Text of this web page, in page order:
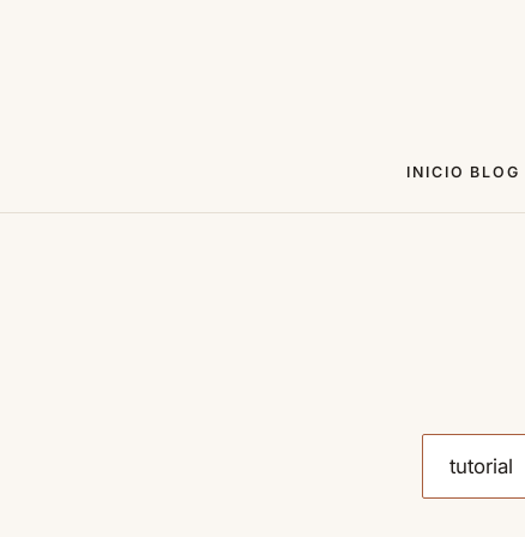
INICIO BLOG